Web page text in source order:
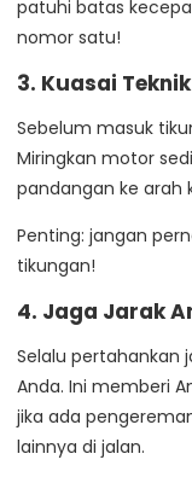
patuhi batas
nomor satu!
3. Kuasai
Sebelum masuk
Miringkan motor
pandangan ke arah
Penting: jangan
tikungan!
4. Jaga Jarak
Selalu pertahankan
Anda. Ini memberi
jika ada
lainnya di jalan.